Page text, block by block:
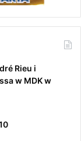
Rieu i
w MDK w